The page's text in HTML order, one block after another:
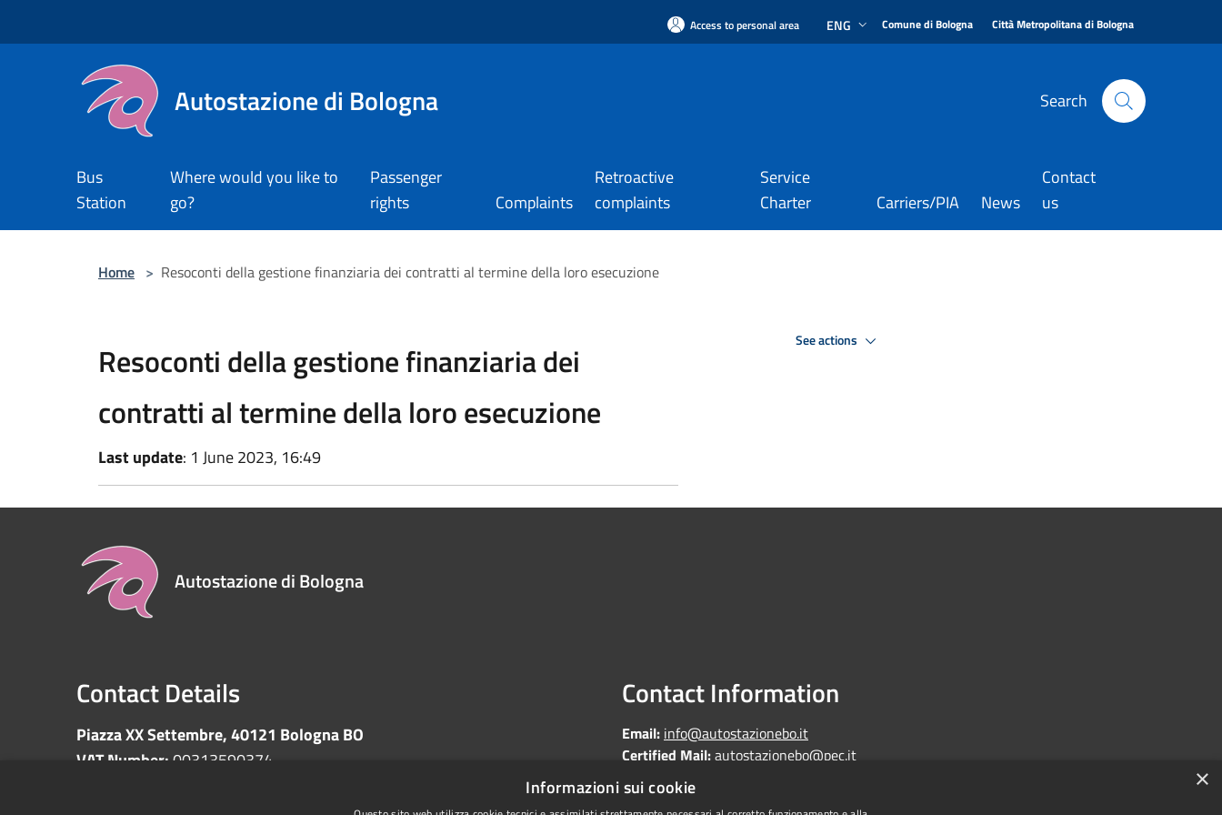
Access to personal area ENG Comune di Bologna Città Metropolitana di Bologna
Autostazione di Bologna Search
Bus
Station
Where would you like to
go?
Passenger
rights
Complaints
Retroactive
complaints
Service
Charter
Carriers/PIA News
Contact
us
Home > Resoconti della gestione finanziaria dei contratti al termine della loro esecuzione
Resoconti della gestione finanziaria dei
contratti al termine della loro esecuzione
Last update: 1 June 2023, 16:49
See actions
Autostazione di Bologna
Contact Details
Piazza XX Settembre, 40121 Bologna BO
VAT Number:00313590374
Contact Information
Email: info@autostazionebo.it
Certified Mail:autostazionebo@pec.it
×
Informazioni sui cookie